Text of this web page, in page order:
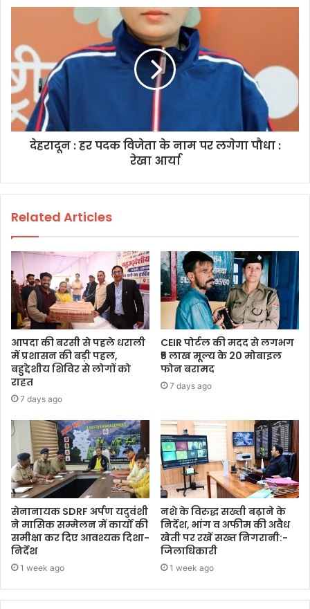
देहरादून : हर पदक विजेता के नाम पर लगेगा पौधा :
रेखा आर्या
Related Articles
आपदा की बरसी से पहले धराली
में प्रशासन की बड़ी पहल,
बहुद्देशीय शिविर से लोगों को
राहत
7 days ago
CEIR पोर्टल की मदद से लगभग
₹5 लाख मूल्य के 20 मोबाइल
फोन बरामद
7 days ago
सेनानायक SDRF अर्पण यदुवंशी
ने मासिक सम्मेलन में कार्यों की
समीक्षा कर दिए आवश्यक दिशा-
निर्देश
1 week ago
नशे के विरुद्ध सख्ती बढ़ाने के
निर्देश, भांग व अफीम की अवैध
खेती पर रखें सख्त निगरानी:-
जिलाधिकारी
1 week ago